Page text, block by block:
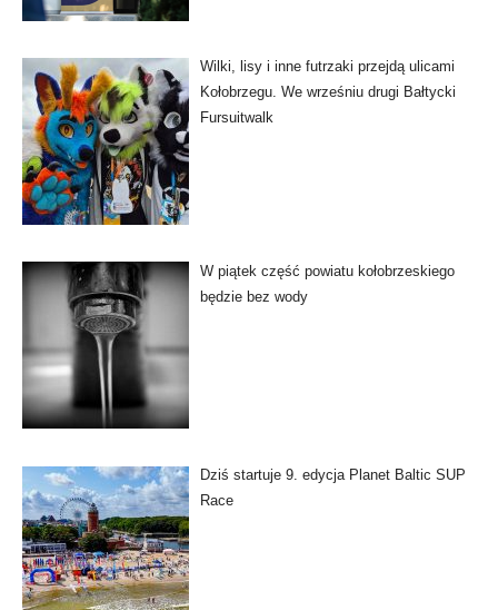
Wilki, lisy i inne futrzaki przejdą ulicami
Kołobrzegu. We wrześniu drugi Bałtycki
Fursuitwalk
W piątek część powiatu kołobrzeskiego
będzie bez wody
Dziś startuje 9. edycja Planet Baltic SUP
Race